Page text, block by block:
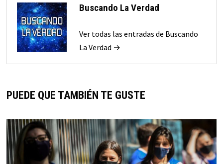
Buscando La Verdad
Ver todas las entradas de Buscando
La Verdad →
PUEDE QUE TAMBIÉN TE GUSTE